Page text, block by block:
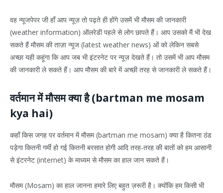
वह न्यूजपेपर जी हाँ आप न्यूज़ तो पढ़ते ही होंगे उसमें भी मौसम की जानकारी
(weather information) ऑलरेडी पहले से लोग छापते हैं। आप उसको मैं भी देख
सकते हैं मौसम की ताज़ा न्यूज (latest weather news) ओं को लेकिन सबसे
अच्छा यही कहूंगा कि आप जब भी इंटरनेट पर न्यूज़ देखते हैं। तो उसमें भी आप मौसम
की जानकारी ले सकते हैं। आप मौसम की बारे में अच्छी तरह से जानकारी ले सकते हैं।
वर्तमान में मौसम क्या है (bartman me mosam
kya hai)
कहाँ किस जगह पर वर्तमान में मौसम (bartman me mosam) क्या है कितना ठंड
पड़ेगा कितनी गर्मी हो गई कितनी बरसात होगी आदि तरह-तरह की बातों को हम आसानी
से इंटरनेट (internet) के माध्यम से मौसम का हाल जान सकते हैं।
मौसम (Mosam) का हाल जानना हमारे लिए बहुत ज़रूरी है। क्योंकि हम किसी भी